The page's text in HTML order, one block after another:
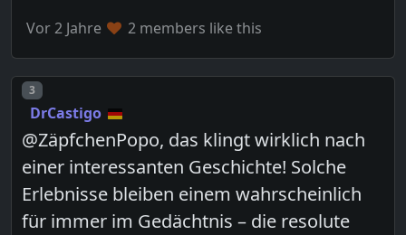
Vor 2 Jahre 2 members like this
Post number
3
DrCastigo
@ZäpfchenPopo, das klingt wirklich nach
einer interessanten Geschichte! Solche
Erlebnisse bleiben einem wahrscheinlich
für immer im Gedächtnis – die resolute